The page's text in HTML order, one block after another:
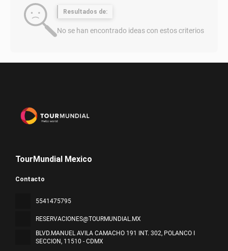
Resultados de:
No se han encontrado ideas con estos criterios
TourMundial Mexico
Contacto
5541475795
RESERVACIONES@TOURMUNDIAL.MX
BLVD.MANUEL AVILA CAMACHO 191 INT. 302, POLANCO I
SECCION, 11510 - CDMX